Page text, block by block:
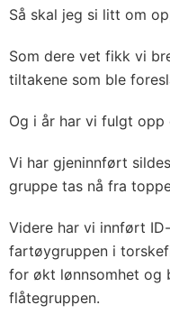
Så skal jeg si litt om
Som dere vet fikk vi
tiltakene som ble
Og i år har vi fulgt opp
Vi har gjeninnført
gruppe tas nå fra
Videre har vi innført
fartøygruppen i
for økt lønnsomhet og
flåtegruppen.